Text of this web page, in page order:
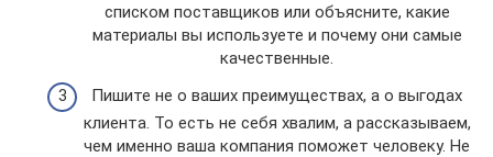
списком поставщиков или объясните, какие
материалы вы используете и почему они самые
качественные.
Пишите не о ваших преимуществах, а о выгодах
клиента. То есть не себя хвалим, а рассказываем,
чем именно ваша компания поможет человеку. Не